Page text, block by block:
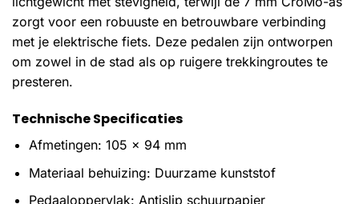
zorgt voor een robuuste en betrouwbare verbinding
met je elektrische fiets. Deze pedalen zijn ontworpen
om zowel in de stad als op ruigere trekkingroutes te
presteren.
Technische Specificaties
Afmetingen: 105 x 94 mm
Materiaal behuizing: Duurzame kunststof
Pedaaloppervlak: Antislip schuurpapier